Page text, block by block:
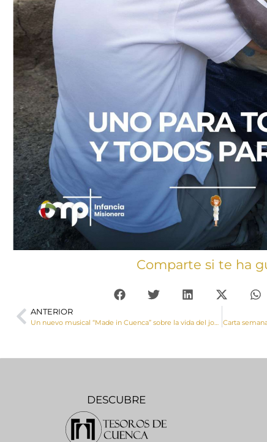
Comparte si te ha
ANTERIOR
Carta
DESCUBRE